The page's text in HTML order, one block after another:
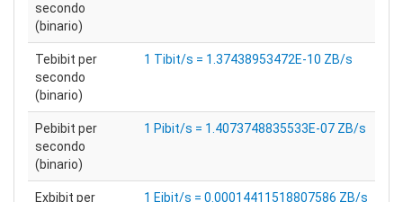
secondo
(binario)
Tebibit per
secondo
(binario)
1 Tibit/s = 1.37438953472E-10 ZB/s
Pebibit per
secondo
(binario)
1 Pibit/s = 1.4073748835533E-07 ZB/s
Exbibit per
1 Eibit/s = 0.00014411518807586 ZB/s